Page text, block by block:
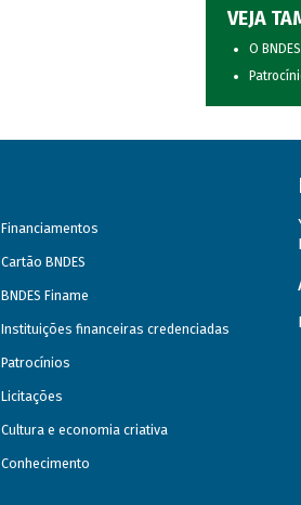
VEJA
O
Financiamentos
Cartão BNDES
BNDES Finame
Instituições financeiras credenciadas
Patrocínios
Licitações
Cultura e economia criativa
Conhecimento